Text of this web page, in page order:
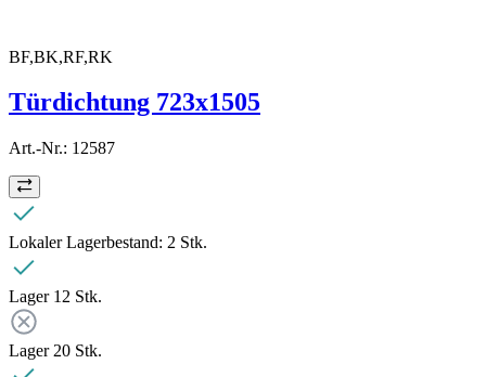
BF,BK,RF,RK
Türdichtung 723x1505
Art.-Nr.: 12587
Lokaler Lagerbestand: 2 Stk.
Lager 1 2 Stk.
Lager 20 Stk.